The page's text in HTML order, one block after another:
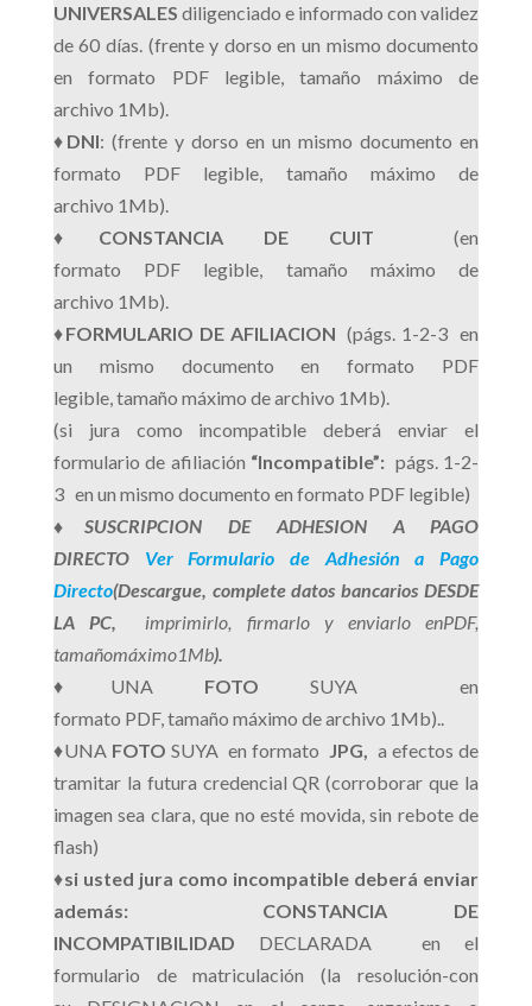
UNIVERSALES diligenciado e informado con validez
de 60 días. (frente y dorso en un mismo documento
en formato PDF legible, tamaño máximo de
archivo 1Mb).
♦ DNI: (frente y dorso en un mismo documento en
formato PDF legible, tamaño máximo de
archivo 1Mb).
♦ CONSTANCIA DE CUIT (en
formato PDF legible, tamaño máximo de
archivo 1Mb).
♦FORMULARIO DE AFILIACION(págs. 1-2-3 en
un mismo documento en formato PDF
legible, tamaño máximo de archivo 1Mb).
(si jura como incompatible deberá enviar el
formulario de afiliación “Incompatible”: págs. 1-2-
3 en un mismo documento en formato PDF legible)
♦SUSCRIPCION DE ADHESION A PAGO
DIRECTO Ver Formulario de Adhesión a Pago
Directo(Descargue, complete datos bancarios DESDE
LA PC, imprimirlo, firmarlo y enviarlo enPDF,
tamañomáximo1Mb).
♦UNA FOTO SUYA en
formato PDF, tamaño máximo de archivo 1Mb)..
♦UNA FOTO SUYA en formato JPG, a efectos de
tramitar la futura credencial QR (corroborar que la
imagen sea clara, que no esté movida, sin rebote de
flash)
♦si usted jura como incompatible deberá enviar
además: CONSTANCIA DE
INCOMPATIBILIDAD DECLARADA en el
formulario de matriculación (la resolución-con